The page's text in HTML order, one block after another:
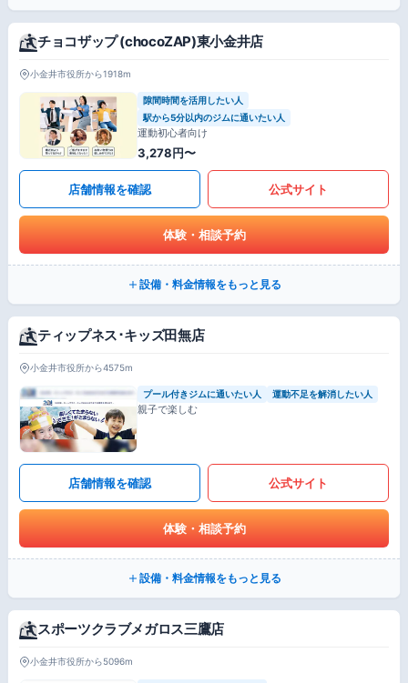
チョコザップ (chocoZAP)東小金井店
小金井市役所から1918m
隙間時間を活用したい人
駅から5分以内のジムに通いたい人
運動初心者向け
3,278円〜
店舗情報を確認 公式サイト
体験・相談予約
設備・料金情報をもっと見る
ティップネス･キッズ田無店
小金井市役所から4575m
プール付きジムに通いたい人 運動不足を解消したい人
親子で楽しむ
店舗情報を確認 公式サイト
体験・相談予約
設備・料金情報をもっと見る
スポーツクラブメガロス三鷹店
小金井市役所から5096m